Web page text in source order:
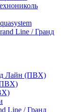
Line / Гранд
Лайн (ПВХ)
Line / Гранд